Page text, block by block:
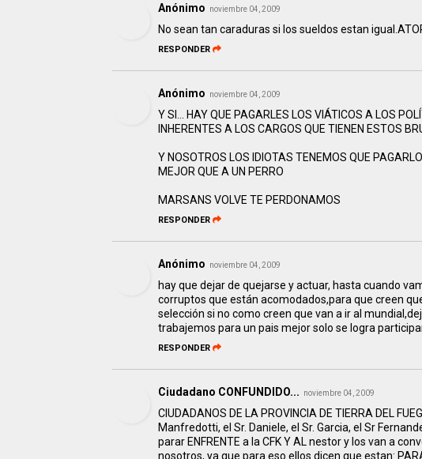
Anónimo noviembre 04, 2009
No sean tan caraduras si los sueldos estan
RESPONDER
Anónimo noviembre 04, 2009
Y SI... HAY QUE PAGARLES LOS VIÁTICOS A LOS
INHERENTES A LOS CARGOS QUE TIENEN ESTOS
Y NOSOTROS LOS IDIOTAS TENEMOS QUE
MEJOR QUE A UN PERRO
MARSANS VOLVE TE PERDONAMOS
RESPONDER
Anónimo noviembre 04, 2009
hay que dejar de quejarse y actuar, hasta cuando
corruptos que están acomodados,para que creen
selección si no como creen que van a ir al
trabajemos para un pais mejor solo se logra
RESPONDER
Ciudadano CONFUNDIDO... noviembre 04, 2009
CIUDADANOS DE LA PROVINCIA DE TIERRA DEL
Manfredotti, el Sr. Daniele, el Sr. Garcia, el Sr
parar ENFRENTE a la CFK Y AL nestor y los van a
nosotros, ya que para eso ellos dicen que estan: PARA